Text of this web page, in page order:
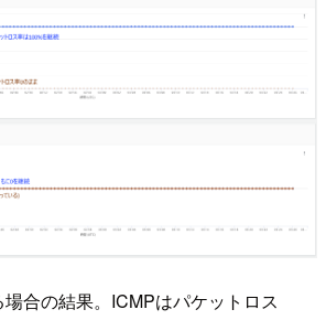
合の結果。ICMPはパケットロス